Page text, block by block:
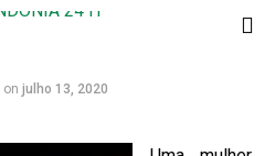
on julho 13, 2020